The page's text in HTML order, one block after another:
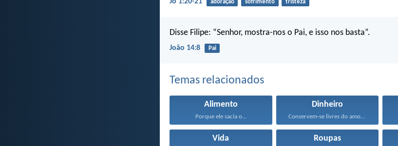
adoração sofrimento tristeza
Disse Filipe: “Senhor, mostra-nos o Pai, e isso nos basta”.
João 14:8 Pai
Temas relacionados
Alimento
Porque ele sacia o...
Dinheiro
Vida Roupas